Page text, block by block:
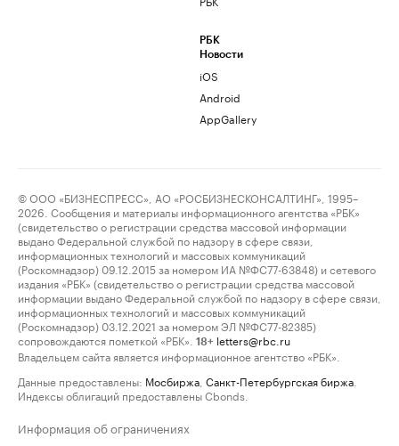
РБК
Новости
iOS
Android
AppGallery
© ООО «БИЗНЕСПРЕСС», АО «РОСБИЗНЕСКОНСАЛТИНГ», 1995–
2026. Сообщения и материалы информационного агентства «РБК»
(свидетельство о регистрации средства массовой информации
выдано Федеральной службой по надзору в сфере связи,
информационных технологий и массовых коммуникаций
(Роскомнадзор) 09.12.2015 за номером ИА №ФС77-63848) и сетевого
издания «РБК» (свидетельство о регистрации средства массовой
информации выдано Федеральной службой по надзору в сфере связи,
информационных технологий и массовых коммуникаций
(Роскомнадзор) 03.12.2021 за номером ЭЛ №ФС77-82385)
сопровождаются пометкой «РБК».
18+ letters@rbc.ru
Владельцем сайта является информационное агентство «РБК».
Данные предоставлены: Мосбиржа Санкт-Петербургская биржа
Индексы облигаций предоставлены Cbonds.
Информация об ограничениях